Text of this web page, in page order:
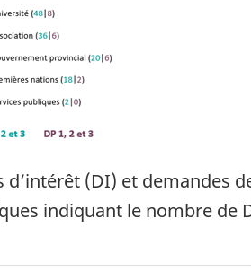
(DI) et demandes
indiquant le nombre de